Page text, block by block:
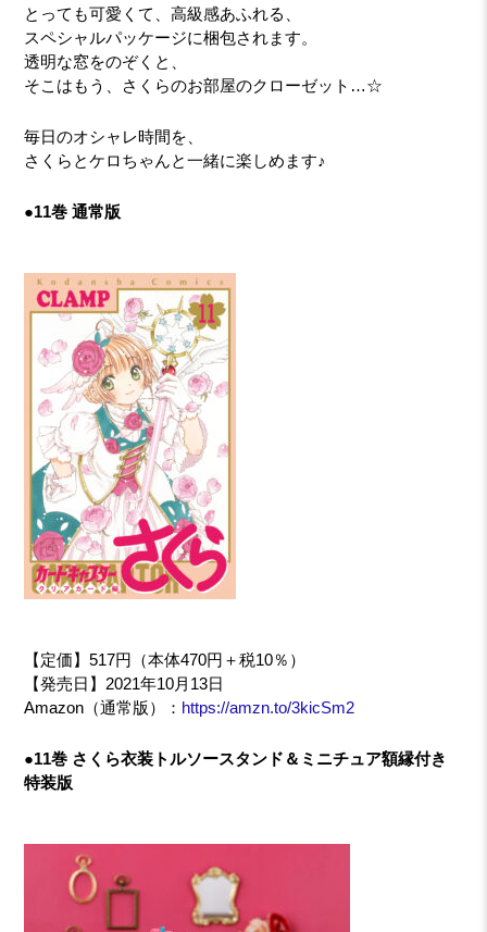
とっても可愛くて、高級感あふれる、
スペシャルパッケージに梱包されます。
透明な窓をのぞくと、
そこはもう、さくらのお部屋のクローゼット…☆
毎日のオシャレ時間を、
さくらとケロちゃんと一緒に楽しめます♪
●11巻 通常版
【定価】517円（本体470円＋税10％）
【発売日】2021年10月13日
Amazon（通常版）： https://amzn.to/3kicSm2
●11巻 さくら衣装トルソースタンド＆ミニチュア額縁付き
特装版